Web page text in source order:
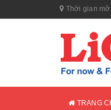
Thời gian
TRANG